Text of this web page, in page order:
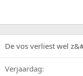
De vos verliest wel
Verjaardag